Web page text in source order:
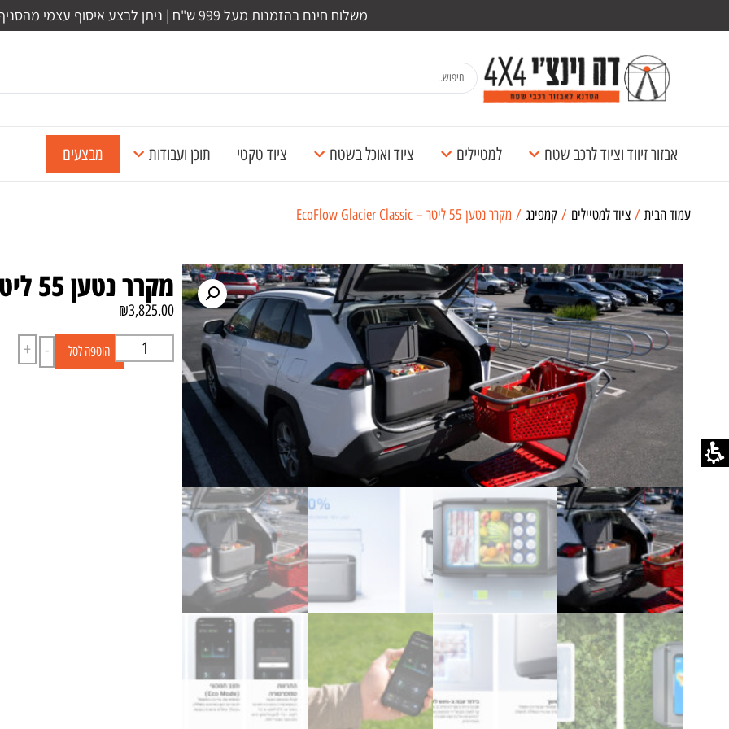
משלוח חינם בהזמנות מעל 999 ש"ח | ניתן לבצע איסוף עצמי מהסניף
אבזור זיווד וציוד לרכב שטח למטיילים ציוד ואוכל בשטח ציוד טקטי תוכן ועבודות מבצעים
עמוד הבית / ציוד למטיילים / קמפינג / מקרר נטען 55 ליטר – EcoFlow Glacier Classic
מקרר נטען 55 ליטר – EcoFlow Glacier Classic
₪3,825.00
-
+ הוספה לסל